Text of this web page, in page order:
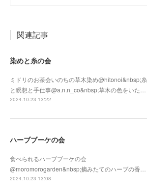
関連記事
染めと糸の会
ミドリのお茶会いのちの草木染め@hitonoi&nbsp;糸
と瞑想と手仕事@a.n.n_co&nbsp;草木の色をいた…
2024.10.23 13:22
ハーブブーケの会
食べられるハーブブーケの会
@moromorogarden&nbsp;摘みたてのハーブの香…
2024.10.23 13:08